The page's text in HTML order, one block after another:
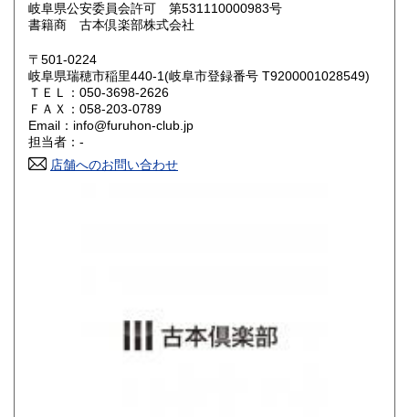
鳥取県 800円 島根県
岡山県
山口県 800円
香川県 800円
高知県 800円
1,200円
岐阜県公安委員会許可 第531110000983号
書籍商 古本倶楽部株式会社
〒501-0224
岐阜県瑞穂市稲里440-1(岐阜市登録番号 T9200001028549)
ＴＥＬ：050-3698-2626
ＦＡＸ：058-203-0789
Email：info@furuhon-club.jp
担当者：-
店舗へのお問い合わせ